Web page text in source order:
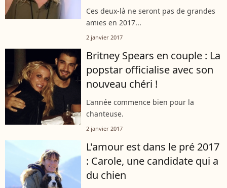
Ces deux-là ne seront pas de grandes
amies en 2017...
2 janvier 2017
Britney Spears en couple : La
popstar officialise avec son
nouveau chéri !
L'année commence bien pour la
chanteuse.
2 janvier 2017
L'amour est dans le pré 2017
: Carole, une candidate qui a
du chien